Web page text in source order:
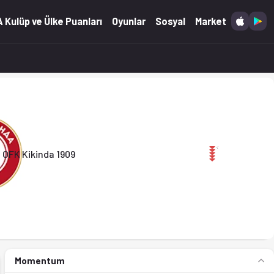
Kulüp ve Ülke Puanları Oyunlar Sosyal Market
OFK Kikinda 1909
Momentum